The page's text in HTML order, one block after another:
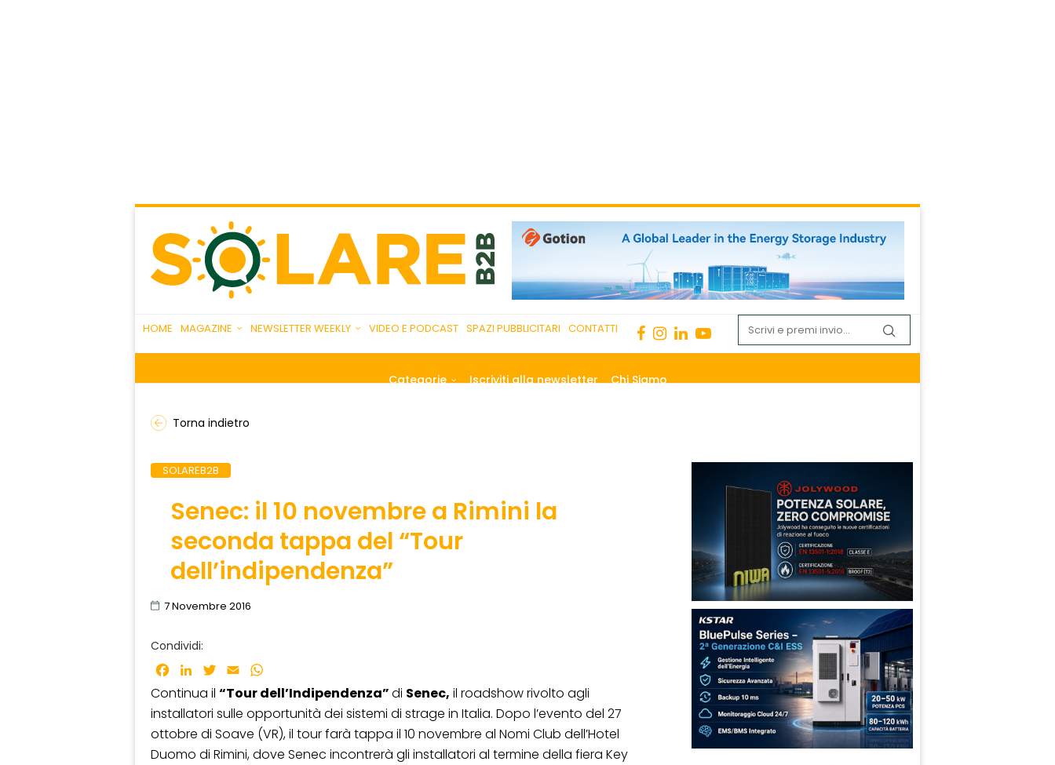
HOME MAGAZINE NEWSLETTER WEEKLY VIDEO E PODCAST SPAZI PUBBLICITARI CONTATTI
Categorie Iscriviti alla newsletter Chi Siamo
Torna indietro
SOLAREB2B
Senec: il 10 novembre a Rimini la
seconda tappa del “Tour
dell’indipendenza”
7 Novembre 2016
Condividi:
Facebook
LinkedInTwitter
Email
Continua il “Tour dell’Indipendenza”di Senec, il roadshow rivolto agli
installatori sulle opportunità dei sistemi di strage in Italia. Dopo l’evento del 27
ottobre di Soave (VR), il tour farà tappa il 10 novembre al Nomi Club dell’Hotel
Duomo di Rimini, dove Senec incontrerà gli installatori al termine della fiera Key